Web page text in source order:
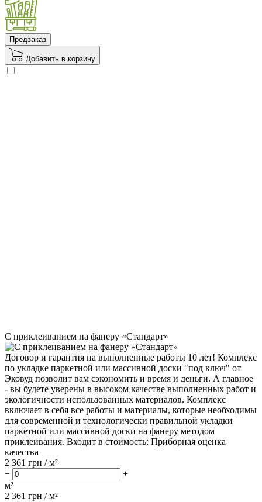
Предзаказ
Добавить в корзину
С приклеиванием на фанеру «Стандарт»
Договор и гарантия на выполненные работы 10 лет! Комплекс
по укладке паркетной или массивной доски "под ключ" от
Эковуд позволит вам сэкономить и время и деньги. А главное
- вы будете уверены в высоком качестве выполненных работ и
экологичности использованных материалов. Комплекс
включает в себя все работы и материалы, которые необходимы
для современной и технологически правильной укладки
паркетной или массивной доски на фанеру методом
приклеивания. Входит в стоимость: Приборная оценка
качества
2 361 грн / м²
−
+
м²
2 361 грн /м²